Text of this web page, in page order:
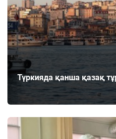
Түркияда қанша қазақ